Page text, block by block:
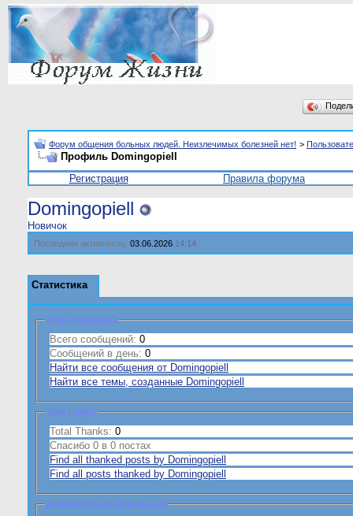
Форум общения больных людей. Неизлечимых болезней нет! >
Профиль Domingopiell
Регистрация
Правила форума
Domingopiell
Новичок
Последняя активность: 03.06.2026 14:14
Статистика
Всего сообщений
Всего сообщений: 0
Сообщений в день: 0
Найти все сообщения от Domingopiell
Найти все темы, созданные Domingopiell
Total Thanks
Total Thanks: 0
Спасибо 0 в 0 постах
Find all thanked posts by Domingopiell
Find all posts thanked by Domingopiell
Дополнительная информация